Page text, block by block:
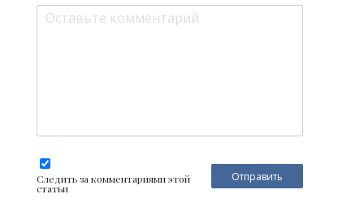
Следить за комментариями этой
статьи